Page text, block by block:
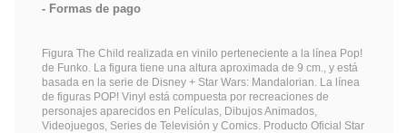
Formas de pago
Figura The Child realizada en vinilo perteneciente a la línea Pop!
de Funko. La figura tiene una altura aproximada de 9 cm., y está
basada en la serie de Disney + Star Wars: Mandalorian. La línea
de figuras POP! Vinyl está compuesta por recreaciones de
personajes aparecidos en Películas, Dibujos Animados,
Videojuegos, Series de Televisión y Comics. Producto Oficial Star